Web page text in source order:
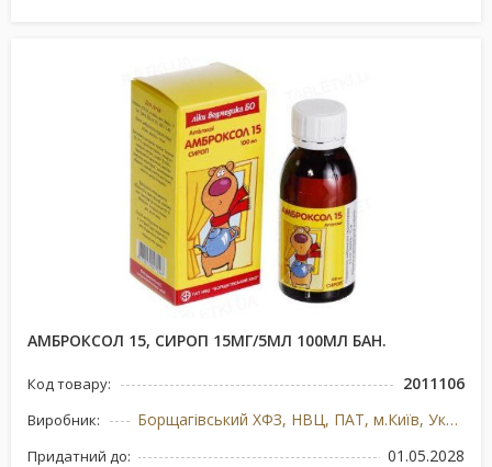
АМБРОКСОЛ 15, СИРОП 15МГ/5МЛ 100МЛ БАН.
Код товару: 2011106
Виробник: Борщагівський ХФЗ, НВЦ, ПАТ, м.Київ, Україна
Придатний до: 01.05.2028